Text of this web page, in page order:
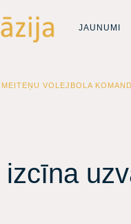
JAUNUMI
MEITEŅU VOLEJBOLA